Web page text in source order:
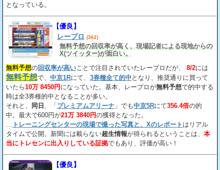
となっている。
【優良】
レープロ (362)
無料予想の回収率が高く、現場記者による現地からの
X(ツイッター)が面白い。
無料予想の回収率が高い ことで注目されていたレープロだが、 8/2には
無料予想で、 中京1Rにて、 3券種全て的中 となり、推奨通りに買って
いたら10万 8450円になっていた。基本、レープロが無料予想で的中する
時は全3券種的中となることが多い。
それと、 同日 、「プレミアムアリーナ 」でも中京5Rにて356.4倍の的
中。最大で600円が21万 3840円の獲得となった。
トレーニングセンターの現場で撮った写真と、Xのレポート はリアル
タイムで公開。新聞には載らない超生情報が得られるということは、 本
当にトレセンに出入りしている証拠でもあり、評価が高い！
【優良】